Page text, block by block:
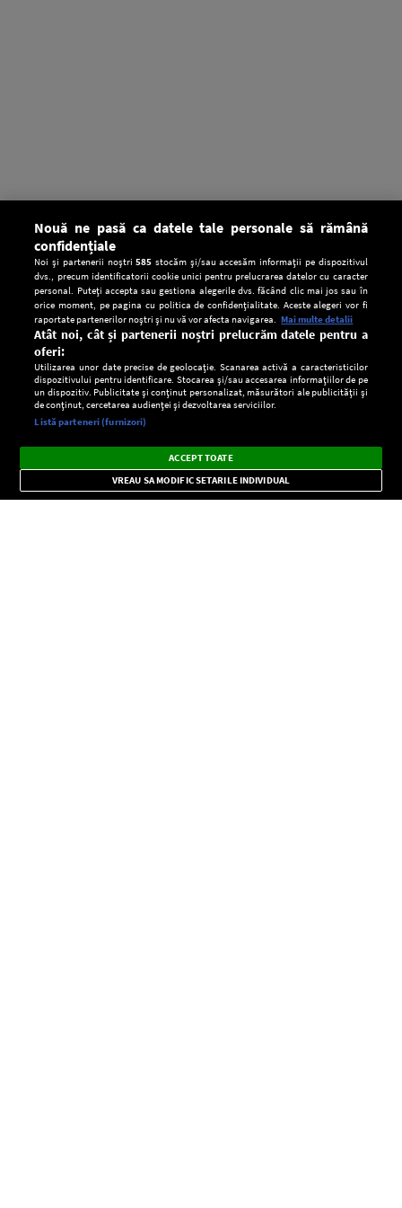
CONFIDENŢIALITATE
Setări:
Dark
Mode
Radio live, podcasturi, știri și alerte
importante.
×
Nouă ne pasă ca datele tale personale să rămână
confidențiale
Noi și partenerii noștri585 stocăm și/sau accesăm informații pe dispozitivul
dvs., precum identificatorii cookie unici pentru prelucrarea datelor cu caracter
personal. Puteți accepta sau gestiona alegerile dvs. făcând clic mai jos sau în
orice moment, pe pagina cu politica de confidențialitate. Aceste alegeri vor fi
raportate partenerilor noștri și nu vă vor afecta navigarea. Mai multe detalii
Atât noi, cât și partenerii noștri prelucrăm datele pentru a
oferi:
Utilizarea unor date precise de geolocație. Scanarea activă a caracteristicilor
dispozitivului pentru identificare. Stocarea și/sau accesarea informațiilor de pe
un dispozitiv. Publicitate și conținut personalizat, măsurători ale publicității și
de conținut, cercetarea audienței și dezvoltarea serviciilor.
Listă parteneri (furnizori)
ACCEPT TOATE
VREAU SA MODIFIC SETARILE INDIVIDUAL